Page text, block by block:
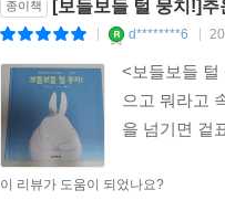
종이책 [보들보들 털 뭉치!]
d********6
<보들보들 털
으고 뭐라고
을 넘기면 겉
이 리뷰가 도움이 되었나요?